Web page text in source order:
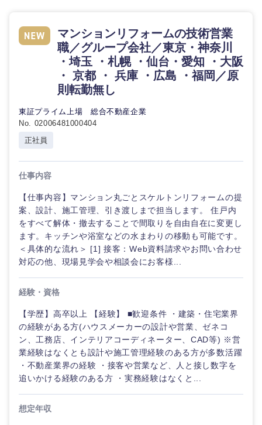
コンサル
専門職
技術職
（IT）、
Webサー
作、ゲー
ム
技術職
（モノづ
くり）
金融専門
職
メディカ
不動産専
門職
建設・施
工管理
事務職
技術職（IT）、Webサービス・制作、ゲーム
技術職（モノづくり）
金融専門職
メディカル
事務職
その他
倉庫・運輸・物流
小売・通販・外食
コンサル・シンクタンク
広告・宣伝・印刷
マスメディア
エンターテイメント
法律・特許事務所・監査法人
人材・アウトソーシング
サービス
関東地方
茨城県
転勤なし 海外勤務あり
フルリモート
年間休日120日以
上
完全週休2日制
マンションリフォームの技術営業
職／グループ会社／東京・神奈川
・埼玉 ・札幌 ・仙台・愛知 ・大阪
・ 京都 ・ 兵庫 ・広島 ・福岡／原
則転勤無し
東証プライム上場 総合不動産企業
No. 02006481000404
正社員
仕事内容
【仕事内容】マンション丸ごとスケルトンリフォームの提
案、設計、施工管理、引き渡しまで担当します。 住戸内
をすべて解体・撤去することで間取りを自由自在に変更し
ます。キッチンや浴室などの水まわりの移動も可能です。
＜具体的な流れ＞ [1] 接客：Web資料請求やお問い合わせ
対応の他、現場見学会や相談会にお客様...
経験・資格
【学歴】高卒以上 【経験】 ■歓迎条件 ・建築・住宅業界
の経験がある方(ハウスメーカーの設計や営業、ゼネコ
ン、工務店、インテリアコーディネーター、CAD等) ※営
業経験はなくとも設計や施工管理経験のある方が多数活躍
・不動産業界の経験 ・接客や営業など、人と接し数字を
追いかける経験のある方 ・実務経験はなくと...
想定年収